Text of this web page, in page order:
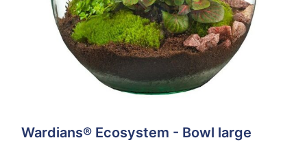
Wardians® Ecosystem - Bowl large